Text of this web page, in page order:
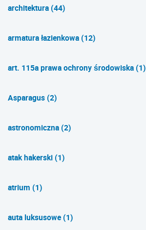
architektura (44)
armatura łazienkowa (12)
art. 115a prawa ochrony środowiska (1)
Asparagus (2)
astronomiczna (2)
atak hakerski (1)
atrium (1)
auta luksusowe (1)